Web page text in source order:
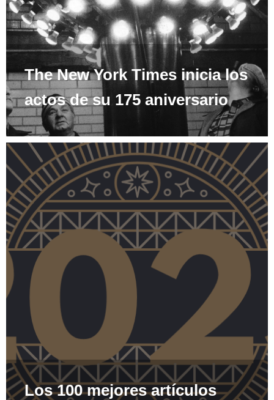
The New York Times inicia los
actos de su 175 aniversario
Los 100 mejores artículos